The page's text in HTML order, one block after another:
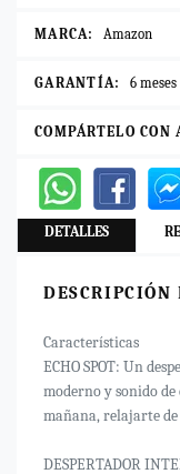
MARCA: Amazon
GARANTÍA: 6 meses
COMPÁRTELO CON
DETALLES
DESCRIPCIÓN
Características
ECHO SPOT: Un
moderno y sonido
mañana, relajarte de
DESPERTADOR